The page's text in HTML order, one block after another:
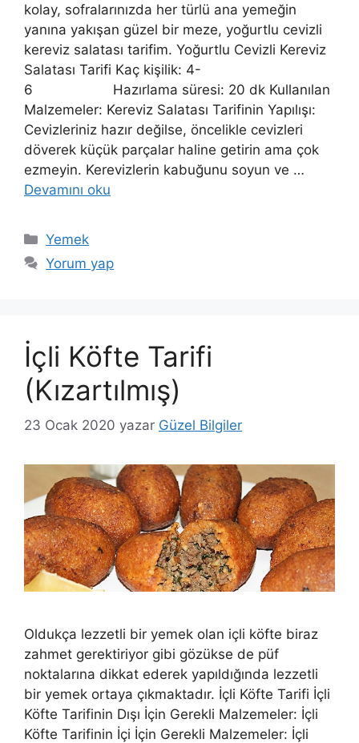
kolay, sofralarınızda her türlü ana yemeğin
yanına yakışan güzel bir meze, yoğurtlu cevizli
kereviz salatası tarifim. Yoğurtlu Cevizli Kereviz
Salatası Tarifi Kaç kişilik: 4-
6 Hazırlama süresi: 20 dk Kullanılan
Malzemeler: Kereviz Salatası Tarifinin Yapılışı:
Cevizleriniz hazır değilse, öncelikle cevizleri
döverek küçük parçalar haline getirin ama çok
ezmeyin. Kerevizlerin kabuğunu soyun ve …
Devamını oku
Kategoriler
Yemek
Yorum yap
İçli Köfte Tarifi
(Kızartılmış)
23 Ocak 2020 yazar Güzel Bilgiler
Oldukça lezzetli bir yemek olan içli köfte biraz
zahmet gerektiriyor gibi gözükse de püf
noktalarına dikkat ederek yapıldığında lezzetli
bir yemek ortaya çıkmaktadır. İçli Köfte Tarifi İçli
Köfte Tarifinin Dışı İçin Gerekli Malzemeler: İçli
Köfte Tarifinin İçi İçin Gerekli Malzemeler: İçli